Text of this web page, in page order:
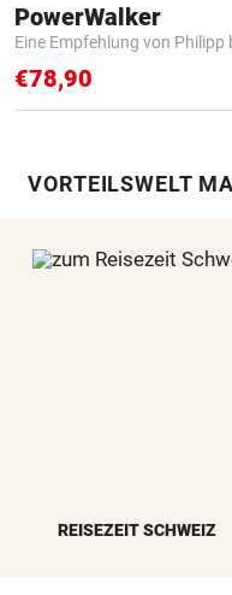
PowerWalker
Eine Empfehlung von Philipp
€78,90
VORTEILSWELT
REISEZEIT SCHWEIZ